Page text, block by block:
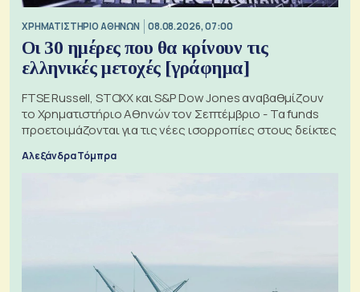
XΡΗΜΑΤΙΣΤΗΡΙΟ ΑΘΗΝΩΝ 08.08.2026, 07:00
Οι 30 ημέρες που θα κρίνουν τις
ελληνικές μετοχές [γράφημα]
FTSE Russell, STOXX και S&P Dow Jones αναβαθμίζουν
το Χρηματιστήριο Αθηνών τον Σεπτέμβριο - Τα funds
προετοιμάζονται για τις νέες ισορροπίες στους δείκτες
Αλεξάνδρα Τόμπρα